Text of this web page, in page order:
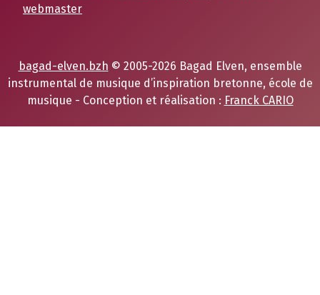
webmaster
bagad-elven.bzh © 2005-2026 Bagad Elven, ensemble
instrumental de musique d’inspiration bretonne, école de
musique - Conception et réalisation : Franck CARIO